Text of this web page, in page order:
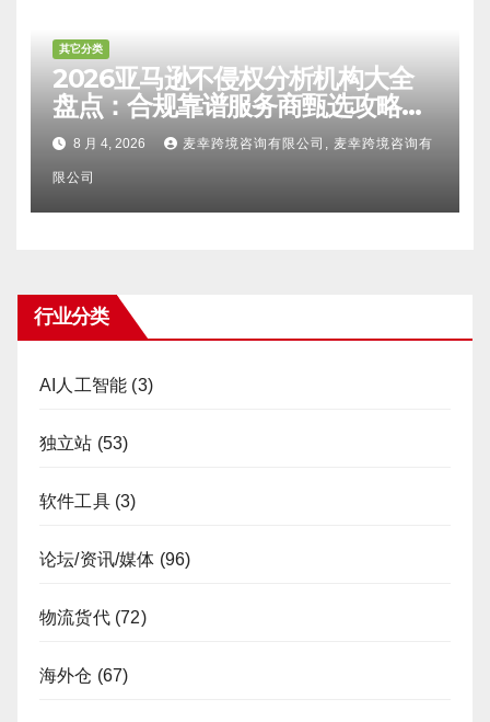
其它分类
2026亚马逊不侵权分析机构大全
盘点：合规靠谱服务商甄选攻略、
避坑FAQ及标杆机构实力详解
8 月 4, 2026 麦幸跨境咨询有限公司, 麦幸跨境咨询有
限公司
行业分类
AI人工智能 (3)
独立站 (53)
软件工具(3)
论坛/资讯/媒体 (96)
物流货代(72)
海外仓 (67)